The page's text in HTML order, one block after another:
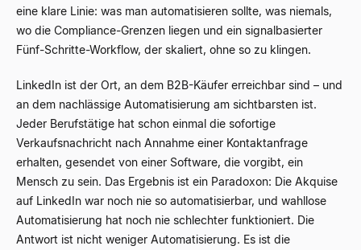
eine klare Linie: was man automatisieren sollte, was niemals,
wo die Compliance-Grenzen liegen und ein signalbasierter
Fünf-Schritte-Workflow, der skaliert, ohne so zu klingen.
LinkedIn ist der Ort, an dem B2B-Käufer erreichbar sind – und
an dem nachlässige Automatisierung am sichtbarsten ist.
Jeder Berufstätige hat schon einmal die sofortige
Verkaufsnachricht nach Annahme einer Kontaktanfrage
erhalten, gesendet von einer Software, die vorgibt, ein
Mensch zu sein. Das Ergebnis ist ein Paradoxon: Die Akquise
auf LinkedIn war noch nie so automatisierbar, und wahllose
Automatisierung hat noch nie schlechter funktioniert. Die
Antwort ist nicht weniger Automatisierung. Es ist die